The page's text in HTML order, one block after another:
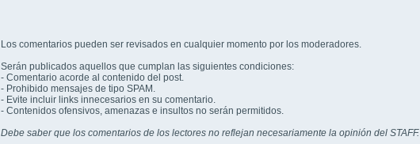
Los comentarios pueden ser revisados en cualquier momento por los moderadores.
Serán publicados aquellos que cumplan las siguientes condiciones:
- Comentario acorde al contenido del post.
- Prohibido mensajes de tipo SPAM.
- Evite incluir links innecesarios en su comentario.
- Contenidos ofensivos, amenazas e insultos no serán permitidos.
Debe saber que los comentarios de los lectores no reflejan necesariamente la opinión del STAFF.